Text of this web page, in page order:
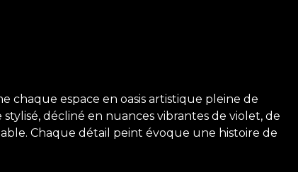
chaque espace en oasis artistique pleine de
décliné en nuances vibrantes de violet, de
Chaque détail peint évoque une histoire de